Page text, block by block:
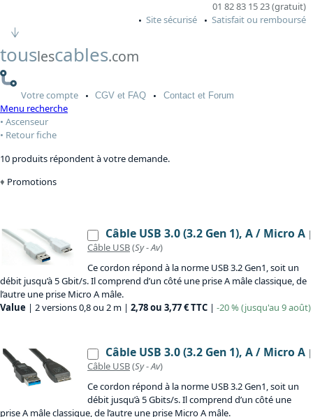
01 82 83 15 23 (gratuit)
Site sécurisé
Satisfait ou remboursé
touslescables.com
Votrecompte CGV et FAQ Contactet Forum
Menu recherche
Ascenseur
Retour fiche
10 produits répondent à votre demande.
Promotions
Câble USB 3.0 (3.2 Gen 1), A / Micro A |
Câble USB(Sy-Av)
Ce cordon répond à la norme USB 3.2 Gen1, soit un
débit jusqu’à 5 Gbit/s. Il comprend d’un côté une prise A mâle classique, de
l’autre une prise Micro A mâle.
Value | 2 versions 0,8 ou 2 m | 2,78 ou 3,77 € TTC | -20 % (jusqu'au 9 août)
Câble USB 3.0 (3.2 Gen 1), A / Micro A |
Câble USB(Sy-Av)
Ce cordon répond à la norme USB 3.2 Gen1, soit un
débit jusqu’à 5 Gbits/s. Il comprend d’un côté une
prise A mâle classique, de l’autre une prise Micro A mâle.